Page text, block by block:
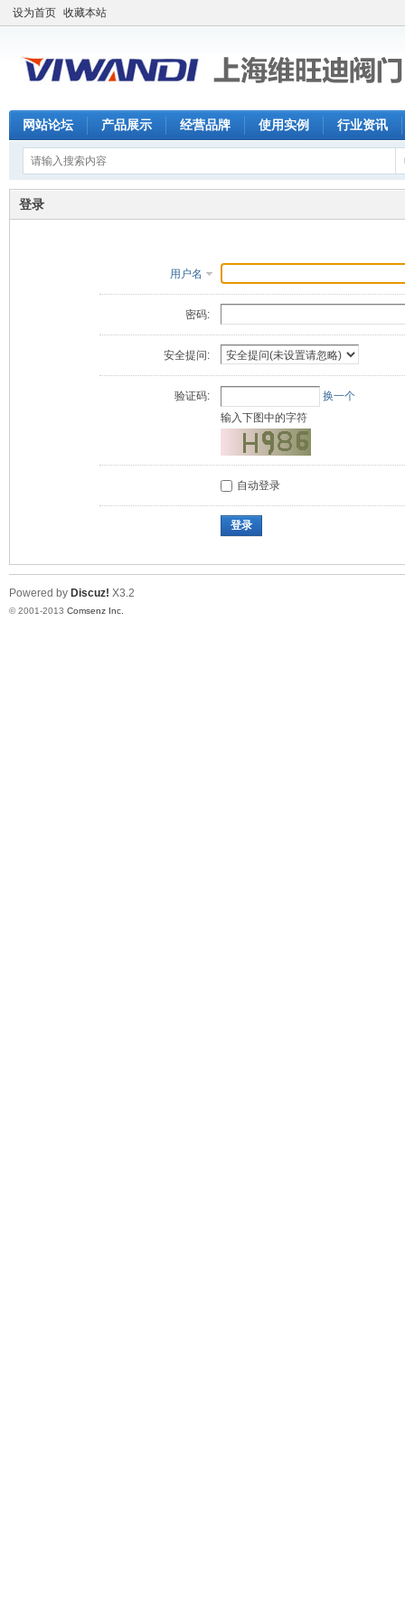
设为首页 收藏本站
网站论坛 产品展示 经营品牌 使用实例 行业资讯
登录
用户名
密码:
安全提问:
验证码:
换一个
输入下图中的字符
自动登录
登录
Powered by Discuz! X3.2
© 2001-2013 Comsenz Inc.